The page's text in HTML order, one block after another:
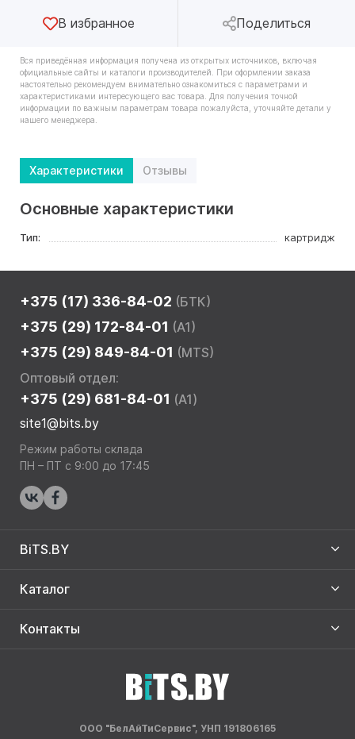
В избранное Поделиться
Вся приведённая информация получена из открытых источников, включая
официальные сайты и каталоги производителей. При оформлении заказа
настоятельно рекомендуем внимательно ознакомиться с параметрами и
характеристиками интересующего вас товара. Для получения точной
информации по важным параметрам товара пожалуйста, уточняйте детали у
нашего менеджера.
Характеристики Отзывы
Основные характеристики
Тип: картридж
+375 (17) 336-84-02 (БТК)
+375 (29) 172-84-01 (A1)
+375 (29) 849-84-01 (MTS)
Оптовый отдел:
+375 (29) 681-84-01 (A1)
site1@bits.by
Режим работы склада
ПН – ПТ с 9:00 до 17:45
BiTS.BY
Каталог
Контакты
ООО "БелАйТиСервис", УНП 191806165